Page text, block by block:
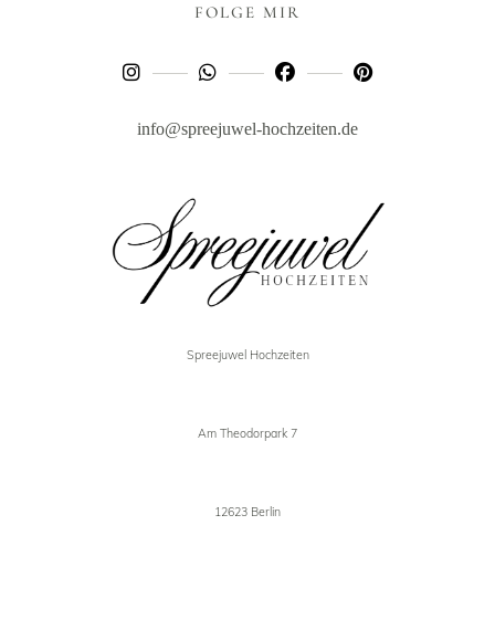
FOLGE MIR
info@spreejuwel-hochzeiten.de
Spreejuwel Hochzeiten
Am Theodorpark 7
12623 Berlin